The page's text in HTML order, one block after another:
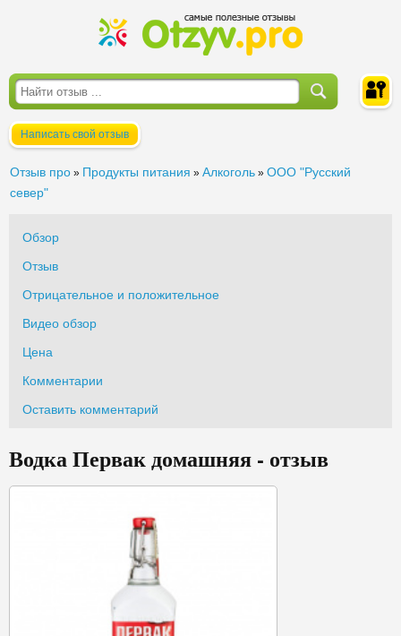
Написать свой отзыв
Отзыв про » Продукты питания » Алкоголь » ООО "Русский
север"
Обзор
Отзыв
Отрицательное и положительное
Видео обзор
Цена
Комментарии
Оставить комментарий
Водка Первак домашняя - отзыв